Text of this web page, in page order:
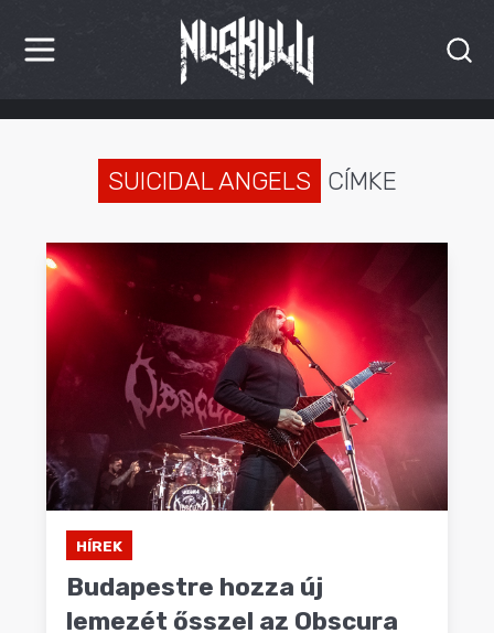
HÍREK
KRITIKÁK
INTERJÚK
PREMIEREK
KULT
MÁSVILÁG
BLOG
SUICIDAL ANGELS CÍMKE
HÍREK
Budapestre hozza új
lemezét ősszel az Obscura